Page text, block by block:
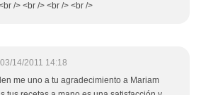
/> <br /> <br /> <br />
03/14/2011 14:18
me uno a tu agradecimiento a Mariam